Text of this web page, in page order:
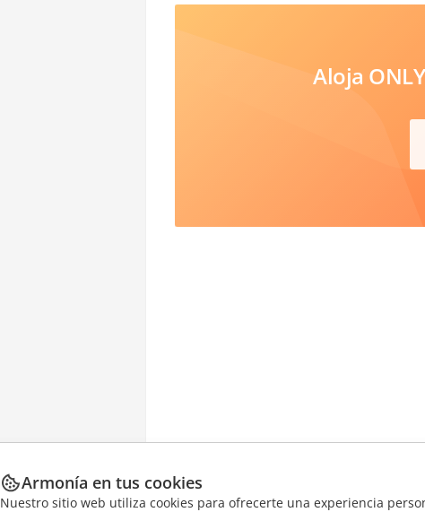
Aloja
Armonía en tus cookies
Nuestro sitio web utiliza cookies para ofrecerte una experiencia